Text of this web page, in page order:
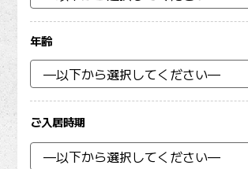
年齢
ご入居時期